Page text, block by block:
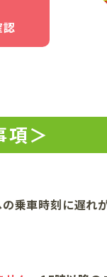
項＞
乗⾞時刻に遅れ